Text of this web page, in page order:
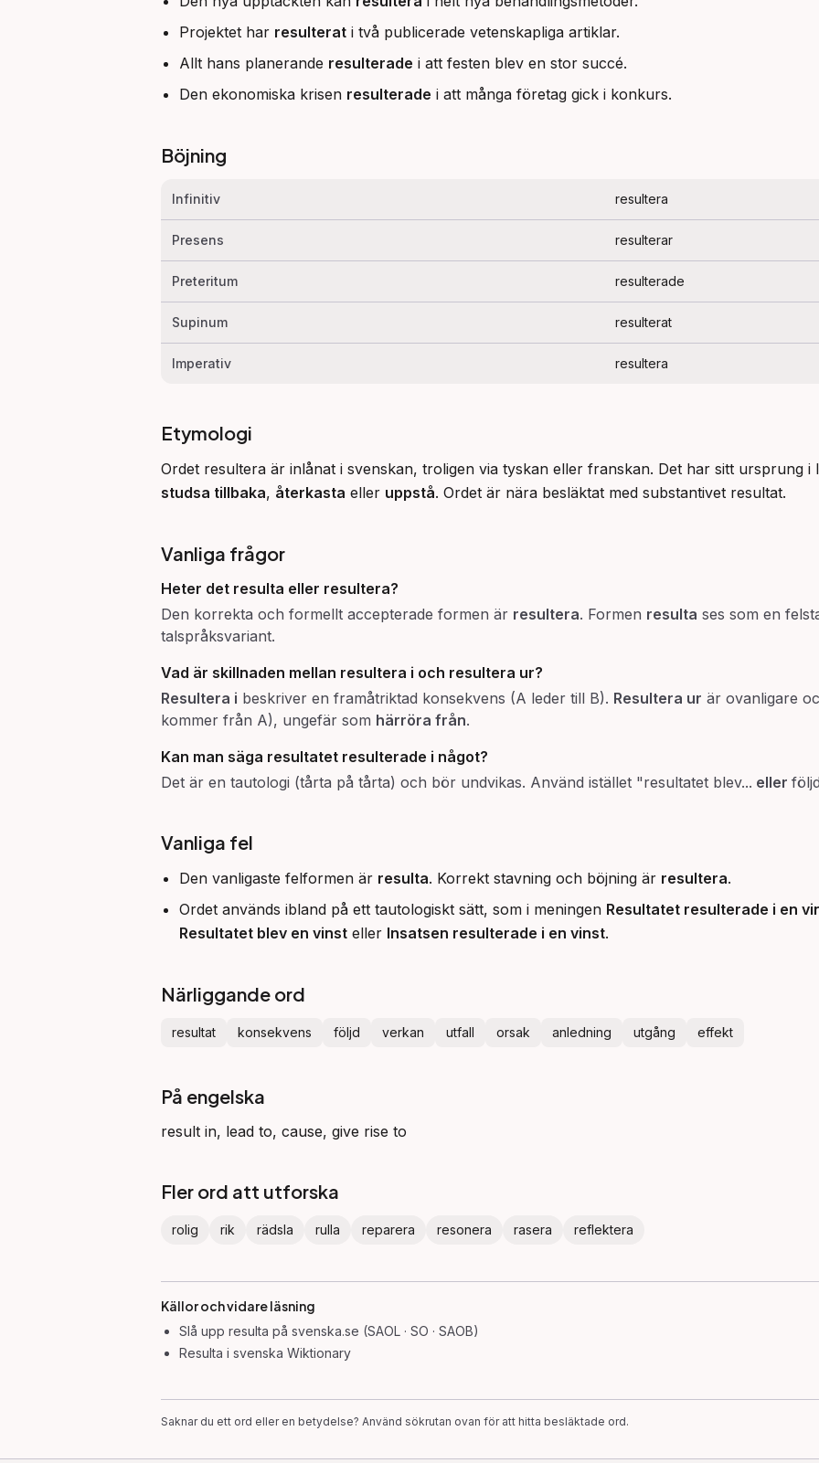
Projektet har resulterat i två publicerade vetenskapliga artiklar.
Allt hans planerande resulterade i att festen blev en stor succé.
Den ekonomiska krisen resulterade i att många företag gick i konkurs.
Böjning
Infinitiv resultera
Presens resulterar
Preteritum resulterade
Supinum resulterat
Imperativ resultera
Etymologi
studsa tillbaka, återkasta eller uppstå. Ordet är nära besläktat med substantivet resultat.
Vanliga frågor
Heter det resulta eller resultera?
Den korrekta och formellt accepterade formen är resultera. Formen resulta ses som en
talspråksvariant.
Vad är skillnaden mellan resultera i och resultera ur?
Resultera i beskriver en framåtriktad konsekvens (A leder till B). Resultera ur är ovanligare
kommer från A), ungefär som härröra från.
Kan man säga resultatet resulterade i något?
Det är en tautologi (tårta på tårta) och bör undvikas. Använd istället "resultatet blev... eller
Vanliga fel
Den vanligaste felformen är resulta. Korrekt stavning och böjning är resultera.
Ordet används ibland på ett tautologiskt sätt, som i meningen Resultatet resulterade i en
Resultatet blev en vinst eller Insatsen resulterade i en vinst.
Närliggande ord
resultat konsekvens följd verkan utfall orsak anledning utgång effekt
På engelska
result in, lead to, cause, give rise to
Fler ord att utforska
rolig rik rädsla rulla reparera resonera rasera reflektera
Källor och vidare läsning
Slå upp resulta på svenska.se (SAOL · SO · SAOB)
Resulta i svenska Wiktionary
Saknar du ett ord eller en betydelse? Använd sökrutan ovan för att hitta besläktade ord.